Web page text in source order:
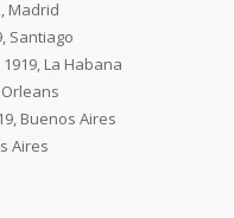
Madrid
Santiago
La Habana
Buenos Aires
Aires